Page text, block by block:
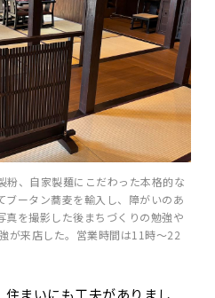
粉、自家製麺にこだわった本格的な
ブータン蕎麦を輸入し、障がいのあ
真を撮影した後まちづくりの勉強や
が来店した。営業時間は11時〜22
まいにも工夫がありまし